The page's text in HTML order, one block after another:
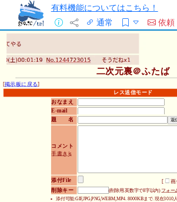
有料機能についてはこちら！
通常
依頼